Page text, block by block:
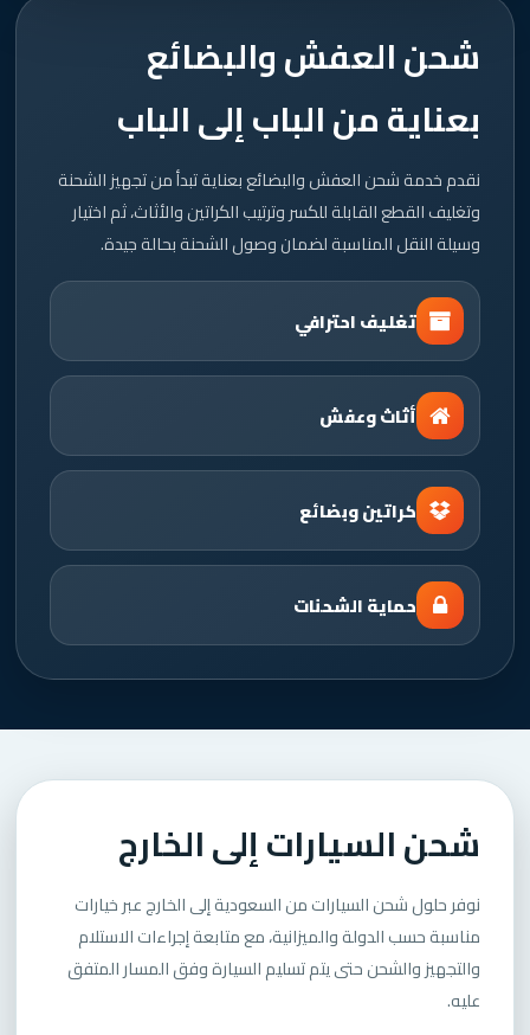
شحن العفش والبضائع
بعناية من الباب إلى الباب
نقدم خدمة شحن العفش والبضائع بعناية تبدأ من تجهيز الشحنة
وتغليف القطع القابلة للكسر وترتيب الكراتين والأثاث، ثم اختيار
وسيلة النقل المناسبة لضمان وصول الشحنة بحالة جيدة.
تغليف احترافي
أثاث وعفش
كراتين وبضائع
حماية الشحنات
شحن السيارات إلى الخارج
نوفر حلول شحن السيارات من السعودية إلى الخارج عبر خيارات
مناسبة حسب الدولة والميزانية، مع متابعة إجراءات الاستلام
والتجهيز والشحن حتى يتم تسليم السيارة وفق المسار المتفق
عليه.